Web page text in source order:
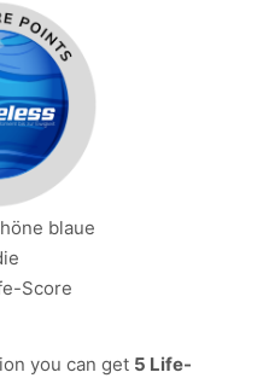
blaue
Score
you can get 5 Life-